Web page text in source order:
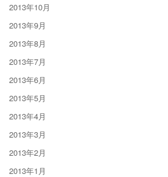
2013年10月
2013年9月
2013年8月
2013年7月
2013年6月
2013年5月
2013年4月
2013年3月
2013年2月
2013年1月